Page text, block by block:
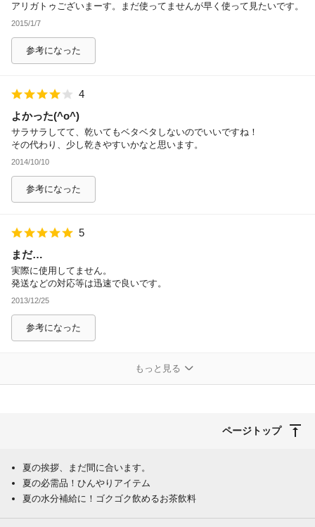
アリガトゥございまーす。まだ使ってませんが早く使って見たいです。
2015/1/7
参考になった
4
よかった(^o^)
サラサラしてて、乾いてもベタベタしないのでいいですね！
その代わり、少し乾きやすいかなと思います。
2014/10/10
参考になった
5
まだ…
実際に使用してません。
発送などの対応等は迅速で良いです。
2013/12/25
参考になった
もっと見る
ページトップ
夏の挨拶、まだ間に合います。
夏の必需品！ひんやりアイテム
夏の水分補給に！ゴクゴク飲めるお茶飲料